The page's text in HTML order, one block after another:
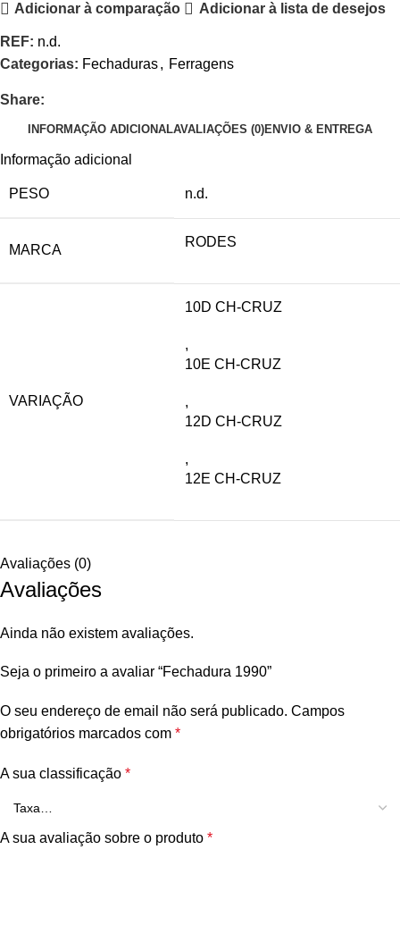
Adicionar à comparação Adicionar à lista de desejos
REF: n.d.
Categorias: Fechaduras, Ferragens
Share:
INFORMAÇÃO ADICIONALAVALIAÇÕES (0)ENVIO & ENTREGA
Informação adicional
PESO n.d.
MARCA
RODES
VARIAÇÃO
10D CH-CRUZ
,
10E CH-CRUZ
,
12D CH-CRUZ
,
12E CH-CRUZ
Avaliações (0)
Avaliações
Ainda não existem avaliações.
Seja o primeiro a avaliar “Fechadura 1990”
O seu endereço de email não será publicado. Campos
obrigatórios marcados com *
A sua classificação *
A sua avaliação sobre o produto *